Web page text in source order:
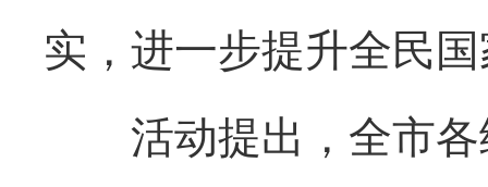
实，进一步提升全民
活动提出，全市各